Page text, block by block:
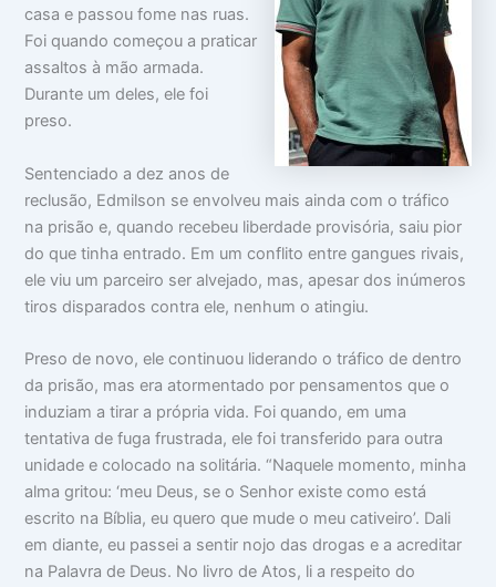
casa e passou fome nas ruas.
Foi quando começou a praticar
assaltos à mão armada.
Durante um deles, ele foi
preso.
Sentenciado a dez anos de
reclusão, Edmilson se envolveu mais ainda com o tráfico
na prisão e, quando recebeu liberdade provisória, saiu pior
do que tinha entrado. Em um conflito entre gangues rivais,
ele viu um parceiro ser alvejado, mas, apesar dos inúmeros
tiros disparados contra ele, nenhum o atingiu.
Preso de novo, ele continuou liderando o tráfico de dentro
da prisão, mas era atormentado por pensamentos que o
induziam a tirar a própria vida. Foi quando, em uma
tentativa de fuga frustrada, ele foi transferido para outra
unidade e colocado na solitária. “Naquele momento, minha
alma gritou: ‘meu Deus, se o Senhor existe como está
escrito na Bíblia, eu quero que mude o meu cativeiro’. Dali
em diante, eu passei a sentir nojo das drogas e a acreditar
na Palavra de Deus. No livro de Atos, li a respeito do